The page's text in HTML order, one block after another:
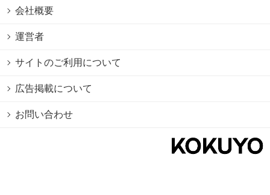
会社概要
運営者
サイトのご利用について
広告掲載について
お問い合わせ